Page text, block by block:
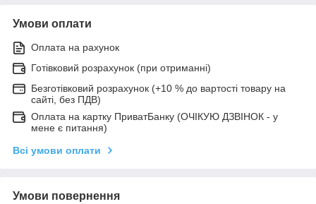
Умови оплати
Оплата на рахунок
Готівковий розрахунок (при отриманні)
Безготівковий розрахунок (+10 % до вартості товару на
сайті, без ПДВ)
Оплата на картку ПриватБанку (ОЧІКУЮ ДЗВІНОК - у
мене є питання)
Всі умови оплати
Умови повернення